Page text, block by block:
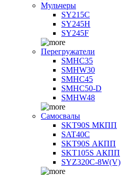
Мульчеры
SY215C
SY245H
SY245F
Перегружатели
SMHC35
SMHW30
SMHC45
SMHC50-D
SMHW48
Самосвалы
SKT90S МКПП
SAT40C
SKT90S АКПП
SKT105S АКПП
SYZ320C-8W(V)